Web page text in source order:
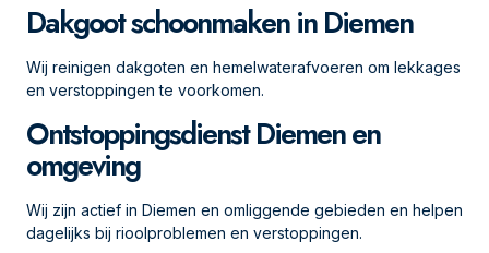
Dakgoot schoonmaken in Diemen
Wij reinigen dakgoten en hemelwaterafvoeren om lekkages
en verstoppingen te voorkomen.
Ontstoppingsdienst Diemen en
omgeving
Wij zijn actief in Diemen en omliggende gebieden en helpen
dagelijks bij rioolproblemen en verstoppingen.